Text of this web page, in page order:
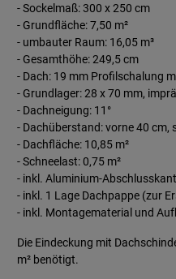
- Sockelmaß: 300 x 250 cm
- Grundfläche: 7,50 m²
- umbauter Raum: 16,05 m³
- Gesamthöhe: 249,5 cm
- Dach: 19 mm Profilschalung
- Grundlager: 28 x 70 mm,
- Dachneigung: 11°
- Dachüberstand: vorne 40 cm,
- Dachfläche: 10,85 m²
- Schneelast: 0,75 m²
- inkl. Aluminium-
- inkl. 1 Lage Dachpappe (zur
- inkl. Montagematerial und
Die Eindeckung mit
m² benötigt.